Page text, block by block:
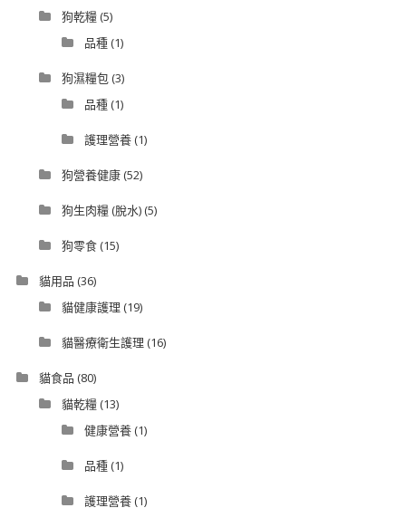
狗乾糧(5)
品種(1)
狗濕糧包(3)
品種(1)
護理營養(1)
狗營養健康(52)
狗生肉糧 (脫水)(5)
狗零食(15)
貓用品 (36)
貓健康護理 (19)
貓醫療衛生護理 (16)
貓食品 (80)
貓乾糧(13)
健康營養(1)
品種(1)
護理營養(1)